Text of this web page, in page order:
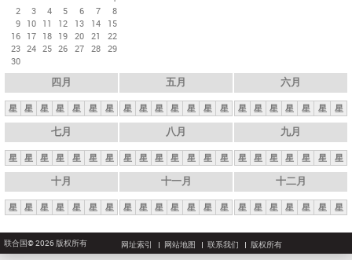
2
3 4 5 6 7
8
9 10 11 12 13 14
15
16 17 18 19 20 21
22
23 24 25 26 27 28 29
30
四月
星 星 星 星 星 星 星
五月
星 星 星 星 星 星 星
六月
星 星 星 星 星 星 星
七月
星 星 星 星 星 星 星
八月
星 星 星 星 星 星 星
九月
星 星 星 星 星 星 星
十月
星 星 星 星 星 星 星
十一月
星 星 星 星 星 星 星
十二月
星 星 星 星 星 星 星
联合国© 2026 版权所有 网址索引 网站地图 联系我们 版权所有